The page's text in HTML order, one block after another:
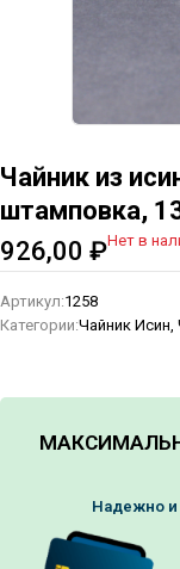
Чайник из
штамповка,
926,00 ₽Нет в
Артикул:1258
Категории:Чайник Исин,
Надежно